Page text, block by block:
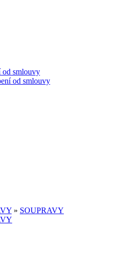
od smlouvy
od smlouvy
» SOUPRAVY